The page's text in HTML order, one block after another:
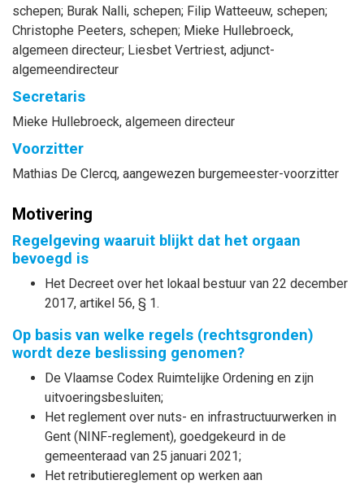
schepen; Burak Nalli, schepen; Filip Watteeuw, schepen;
Christophe Peeters, schepen; Mieke Hullebroeck,
algemeen directeur; Liesbet Vertriest, adjunct-
algemeendirecteur
Secretaris
Mieke Hullebroeck, algemeen directeur
Voorzitter
Mathias De Clercq, aangewezen burgemeester-voorzitter
Motivering
Regelgeving waaruit blijkt dat het orgaan
bevoegd is
Het Decreet over het lokaal bestuur van 22 december
2017, artikel 56, § 1.
Op basis van welke regels (rechtsgronden)
wordt deze beslissing genomen?
De Vlaamse Codex Ruimtelijke Ordening en zijn
uitvoeringsbesluiten;
Het reglement over nuts- en infrastructuurwerken in
Gent (NINF-reglement), goedgekeurd in de
gemeenteraad van 25 januari 2021;
Het retributiereglement op werken aan